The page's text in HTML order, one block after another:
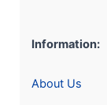
Information:
About Us